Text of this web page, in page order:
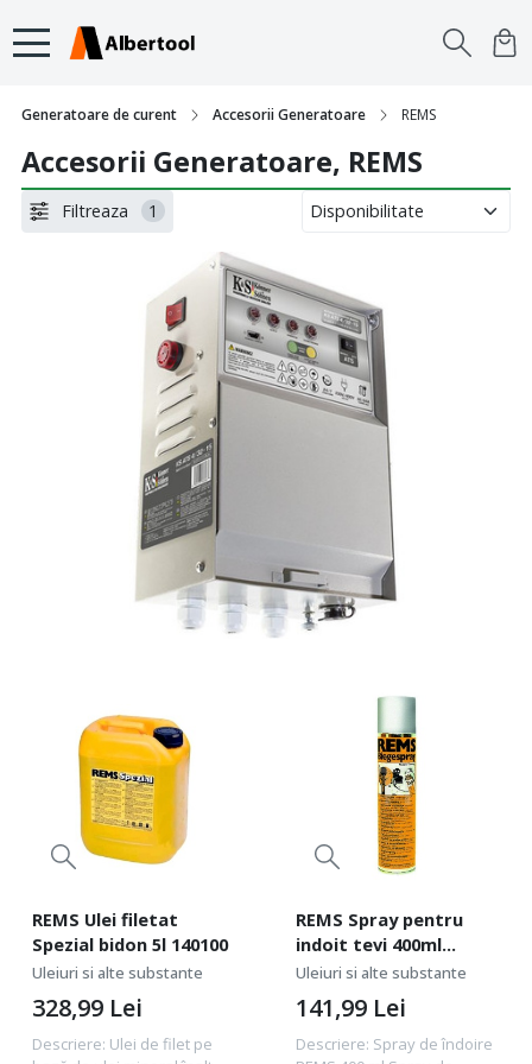
Generatoare de curent Accesorii Generatoare REMS
Accesorii Generatoare, REMS
Filtreaza 1
REMS Ulei filetat
Spezial bidon 5l 140100
Uleiuri si alte substante
Descriere: Ulei de filet pe
328,99 Lei
REMS Spray pentru
indoit tevi 400ml
140120
Uleiuri si alte substante
Descriere: Spray de îndoire
141,99 Lei